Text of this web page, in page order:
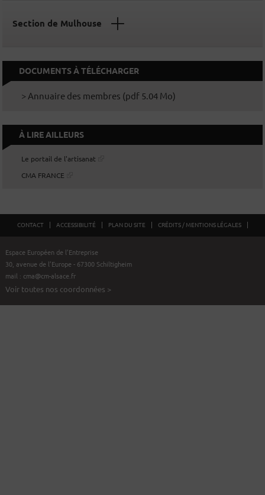
Section de Mulhouse
DOCUMENTS À TÉLÉCHARGER
> Annuaire des membres (pdf 5.04 Mo)
À LIRE AILLEURS
Le portail de l'artisanat
CMA FRANCE
CONTACT ACCESSIBILITÉ PLAN DU SITE CRÉDITS / MENTIONS LÉGALES
Espace Européen de l’Entreprise
30, avenue de l’Europe - 67300 Schiltigheim
mail : cma@cm-alsace.fr
Voir toutes nos coordonnées >